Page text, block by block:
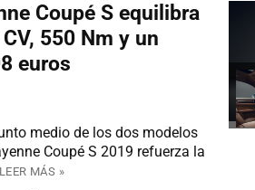
Coupé S equilibra
550 Nm y un
euros
medio de los dos modelos
Coupé S 2019 refuerza la
LEER MÁS »